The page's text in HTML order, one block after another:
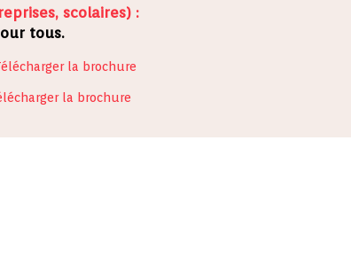
scolaires) :
tous.
la brochure
la brochure